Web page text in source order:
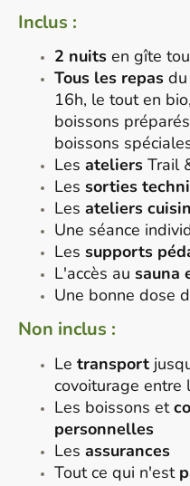
Inclus :
2 nuits en gîte
Tous les repas
16h, le tout en
boissons
boissons
Les ateliers Trail
Les sorties
Les ateliers
Une séance
Les supports
L'accès au sauna
Une bonne dose
Non inclus :
Le transport
covoiturage entre
Les boissons et
personnelles
Les assurances
Tout ce qui n'est